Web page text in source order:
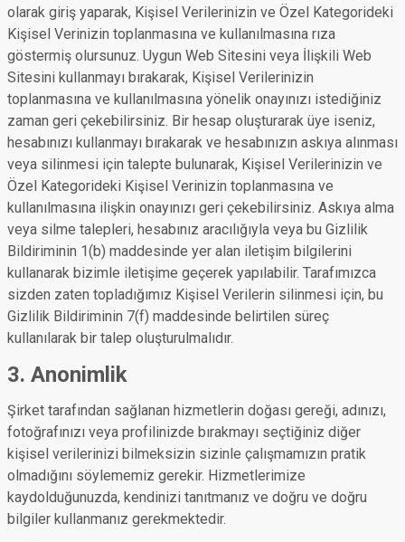
olarak giriş yaparak, Kişisel Verilerinizin ve Özel Kategorideki
Kişisel Verinizin toplanmasına ve kullanılmasına rıza
göstermiş olursunuz. Uygun Web Sitesini veya İlişkili Web
Sitesini kullanmayı bırakarak, Kişisel Verilerinizin
toplanmasına ve kullanılmasına yönelik onayınızı istediğiniz
zaman geri çekebilirsiniz. Bir hesap oluşturarak üye iseniz,
hesabınızı kullanmayı bırakarak ve hesabınızın askıya alınması
veya silinmesi için talepte bulunarak, Kişisel Verilerinizin ve
Özel Kategorideki Kişisel Verinizin toplanmasına ve
kullanılmasına ilişkin onayınızı geri çekebilirsiniz. Askıya alma
veya silme talepleri, hesabınız aracılığıyla veya bu Gizlilik
Bildiriminin 1(b) maddesinde yer alan iletişim bilgilerini
kullanarak bizimle iletişime geçerek yapılabilir. Tarafımızca
sizden zaten topladığımız Kişisel Verilerin silinmesi için, bu
Gizlilik Bildiriminin 7(f) maddesinde belirtilen süreç
kullanılarak bir talep oluşturulmalıdır.
3. Anonimlik
Şirket tarafından sağlanan hizmetlerin doğası gereği, adınızı,
fotoğrafınızı veya profilinizde bırakmayı seçtiğiniz diğer
kişisel verilerinizi bilmeksizin sizinle çalışmamızın pratik
olmadığını söylememiz gerekir. Hizmetlerimize
kaydolduğunuzda, kendinizi tanıtmanız ve doğru ve doğru
bilgiler kullanmanız gerekmektedir.